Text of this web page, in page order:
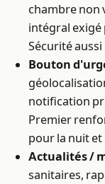
chambre non
intégral exigé
Sécurité
Bouton
notification
Premier
pour la nuit et
Actualités /
sanitaires,